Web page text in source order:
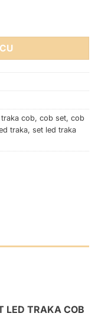
5metara količina
cob, cob set, cob
traka, set led traka
LED TRAKA COB